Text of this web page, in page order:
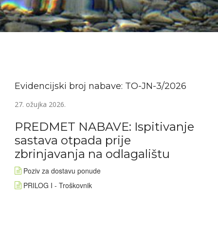
Evidencijski broj nabave: TO-JN-3/2026
27. ožujka 2026.
PREDMET NABAVE: Ispitivanje
sastava otpada prije
zbrinjavanja na odlagalištu
Poziv za dostavu ponude
PRILOG I - Troškovnik